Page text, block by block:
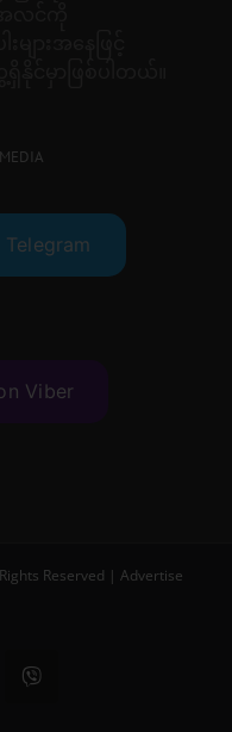
Viber
Reserved | Advertise
Viber